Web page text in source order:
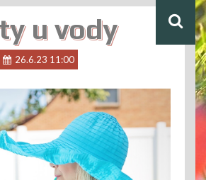
u vody
26.6.23 11:00